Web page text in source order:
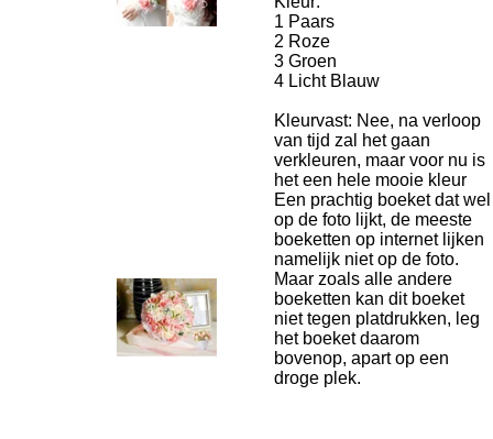
1 Paars
2 Roze
3 Groen
4 Licht Blauw
Kleurvast: Nee, na verloop
van tijd zal het gaan
verkleuren, maar voor nu is
het een hele mooie kleur
Een prachtig boeket dat wel
op de foto lijkt, de meeste
boeketten op internet lijken
namelijk niet op de foto.
Maar zoals alle andere
boeketten kan dit boeket
niet tegen platdrukken, leg
het boeket daarom
bovenop, apart op een
droge plek.